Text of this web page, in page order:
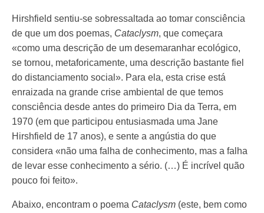
Hirshfield sentiu-se sobressaltada ao tomar consciência
de que um dos poemas, Cataclysm, que começara
«como uma descrição de um desemaranhar ecológico,
se tornou, metaforicamente, uma descrição bastante fiel
do distanciamento social». Para ela, esta crise está
enraizada na grande crise ambiental de que temos
consciência desde antes do primeiro Dia da Terra, em
1970 (em que participou entusiasmada uma Jane
Hirshfield de 17 anos), e sente a angústia do que
considera «não uma falha de conhecimento, mas a falha
de levar esse conhecimento a sério. (…) É incrível quão
pouco foi feito».
Abaixo, encontram o poema Cataclysm (este, bem como